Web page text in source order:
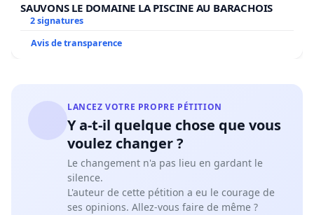
SAUVONS LE DOMAINE LA PISCINE AU BARACHOIS
2 signatures
Avis de transparence
LANCEZ VOTRE PROPRE PÉTITION
Y a-t-il quelque chose que vous
voulez changer ?
Le changement n'a pas lieu en gardant le
silence.
L'auteur de cette pétition a eu le courage de
ses opinions. Allez-vous faire de même ?